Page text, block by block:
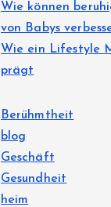
Wie können
von Babys
Wie ein Lifestyle
prägt
Berühmtheit
blog
Geschäft
Gesundheit
heim